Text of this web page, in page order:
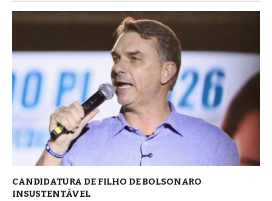
CANDIDATURA DE FILHO DE BOLSONARO
INSUSTENTÁVEL